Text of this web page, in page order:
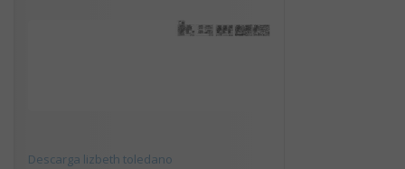
Descarga lizbeth toledano